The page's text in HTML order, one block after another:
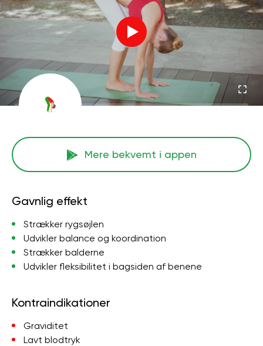
Mere bekvemt i appen
Gavnlig effekt
Strækker rygsøjlen
Udvikler balance og koordination
Strækker balderne
Udvikler fleksibilitet i bagsiden af ​​benene
Kontraindikationer
Graviditet
Lavt blodtryk